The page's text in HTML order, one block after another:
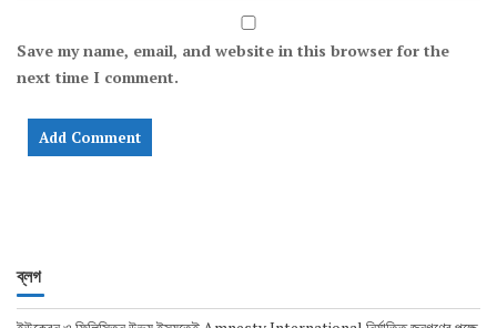
Save my name, email, and website in this browser for the
next time I comment.
ব্লগ